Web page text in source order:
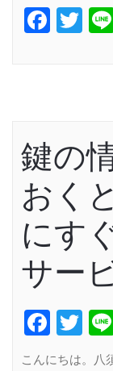
鍵の
おく
にす
サー
こんにちは。八